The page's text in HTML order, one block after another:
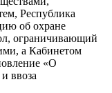
Республика
об охране
ограничивающий
а Кабинетом
«О
ввоза